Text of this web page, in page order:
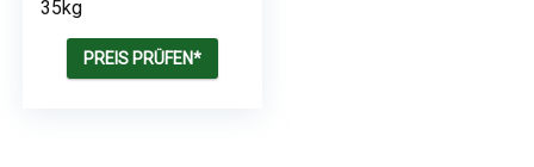
35kg
PREIS PRÜFEN*